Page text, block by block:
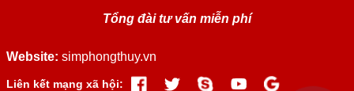
Website: simphongthuy.vn
Liên kết mạng xã hội:
Tổng đài tư vấn miễn phí